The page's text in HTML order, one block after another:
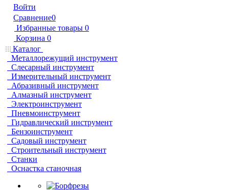
Войти
Сравнение0
Избранные товары 0
Корзина 0
Каталог
Металлорежущий инструмент
Слесарный инструмент
Измерительный инструмент
Абразивный инструмент
Алмазный инструмент
Электроинструмент
Пневмоинструмент
Гидравлический инструмент
Бензоинструмент
Садовый инструмент
Строительный инструмент
Станки
Оснастка станочная